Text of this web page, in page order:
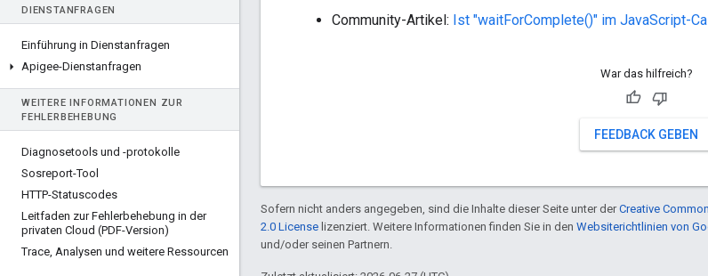
DIENSTANFRAGEN
Einführung in Dienstanfragen
Apigee-Dienstanfragen
WEITERE INFORMATIONEN ZUR
FEHLERBEHEBUNG
Diagnosetools und -protokolle
Sosreport-Tool
HTTP-Statuscodes
Leitfaden zur Fehlerbehebung in der
privaten Cloud (PDF-Version)
Trace, Analysen und weitere Ressourcen
Community-Artikel: Ist "waitForComplete()" im JavaScript-
War das hilfreich?
FEEDBACK GEBEN
Sofern nicht anders angegeben, sind die Inhalte dieser Seite unter derCreative
2.0 License lizenziert. Weitere Informationen finden Sie in den Websiterichtlinien von
und/oder seinen Partnern.